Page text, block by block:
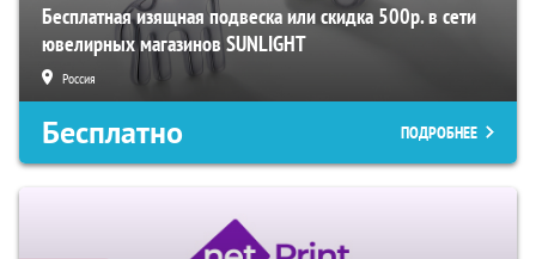
Бесплатная изящная подвеска или скидка 500р. в сети
ювелирных магазинов SUNLIGHT
Россия
Бесплатно ПОДРОБНЕЕ